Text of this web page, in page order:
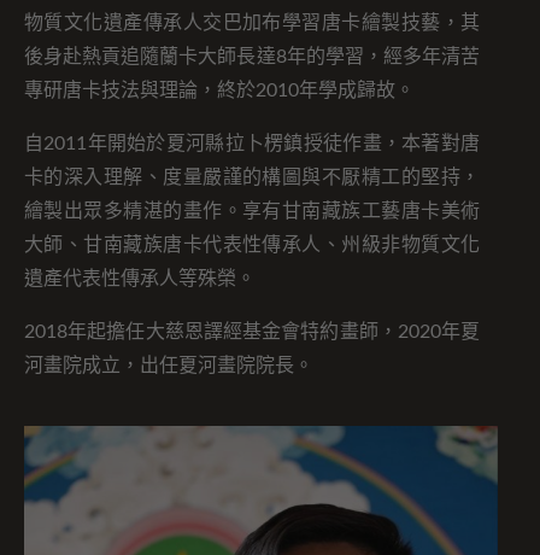
物質文化遺產傳承人交巴加布學習唐卡繪製技藝，其
後身赴熱貢追隨蘭卡大師長達8年的學習，經多年清苦
專研唐卡技法與理論，終於2010年學成歸故。
自2011年開始於夏河縣拉卜楞鎮授徒作畫，本著對唐
卡的深入理解、度量嚴謹的構圖與不厭精工的堅持，
繪製出眾多精湛的畫作。享有甘南藏族工藝唐卡美術
大師、甘南藏族唐卡代表性傳承人、州級非物質文化
遺產代表性傳承人等殊榮。
2018年起擔任大慈恩譯經基金會特約畫師，2020年夏
河畫院成立，出任夏河畫院院長。